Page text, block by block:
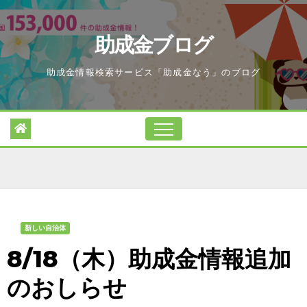
Skip
to
content
助成金ブログ
助成金情報検索サービス「助成金なう」のブログ
新しい自治体
8/18（木）助成金情報追加
のおしらせ